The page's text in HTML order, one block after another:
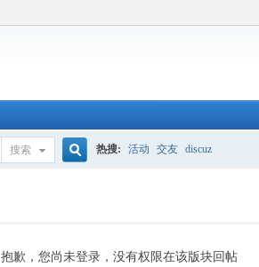
搜索
索
热搜: 活动 交友 discuz
抱歉，您尚未登录，没有权限在该版块回帖